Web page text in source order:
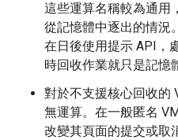
這些運算名稱較為通用
從記憶體中逐出的情況
在日後使用提示 API，
時回收作業就只是記憶
對於不支援核心回收的
無運算。在一般匿名
改變其頁面的提交或取